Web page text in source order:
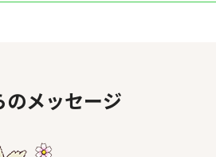
メッセージ